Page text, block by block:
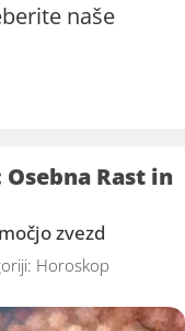
naše
Rast in
zvezd
Horoskop